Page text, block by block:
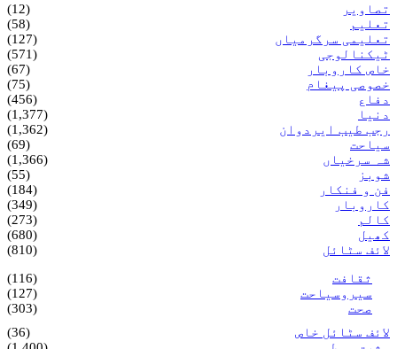
تصاویر
(12)
تعلیم
(58)
تعلیمی سرگرمیاں
(127)
ٹیکنالوجی
(571)
خاص کاروبار
(67)
خصوصی پیغام
(75)
دفاع
(456)
دنیا
(1,377)
رجب طیب ایردوان
(1,362)
سیاحت
(69)
شہ سرخیاں
(1,366)
شوبز
(55)
فن و فنکار
(184)
کاروبار
(349)
کالم
(273)
کھیل
(680)
لائف سٹائل
(810)
ثقافت
(116)
سیروسیاحت
(127)
صحت
(303)
لائف سٹائل خاص
(36)